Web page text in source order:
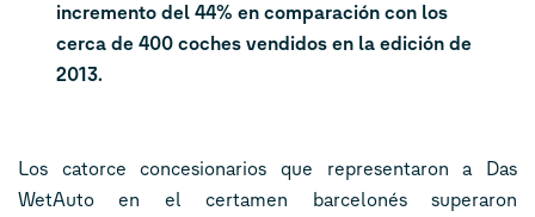
incremento del 44% en comparación con los
cerca de 400 coches vendidos en la edición de
2013.
Los catorce concesionarios que representaron a Das
WetAuto en el certamen barcelonés superaron